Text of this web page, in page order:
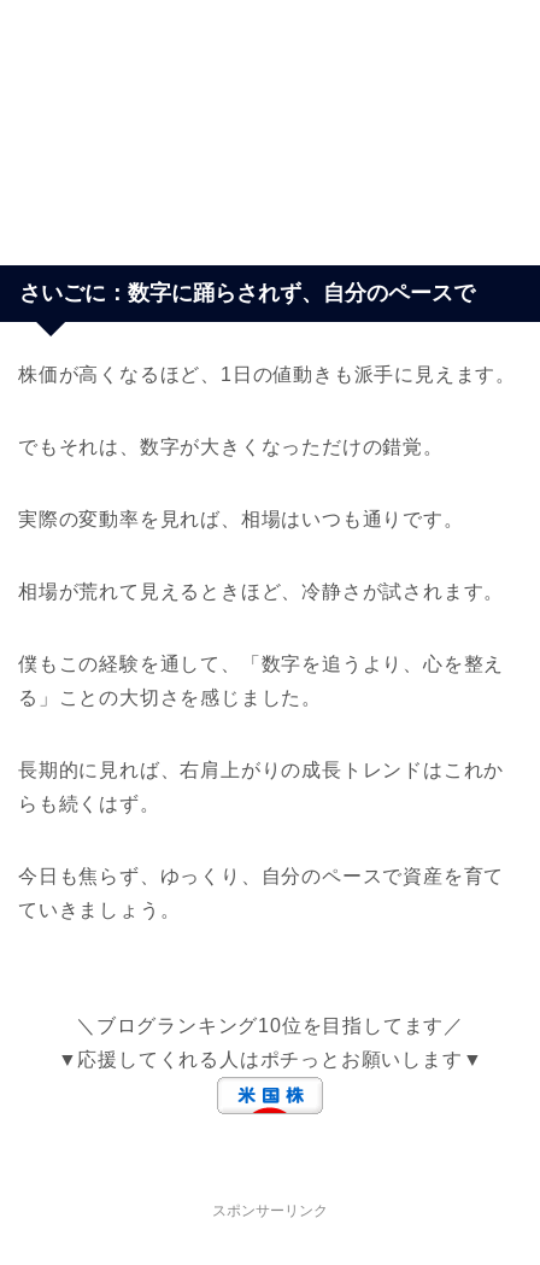
さいごに：数字に踊らされず、自分のペースで
株価が高くなるほど、1日の値動きも派手に見えます。
でもそれは、数字が大きくなっただけの錯覚。
実際の変動率を見れば、相場はいつも通りです。
相場が荒れて見えるときほど、冷静さが試されます。
僕もこの経験を通して、「数字を追うより、心を整え
る」ことの大切さを感じました。
長期的に見れば、右肩上がりの成長トレンドはこれか
らも続くはず。
今日も焦らず、ゆっくり、自分のペースで資産を育て
ていきましょう。
＼ブログランキング10位を目指してます／
▼応援してくれる人はポチっとお願いします▼
スポンサーリンク